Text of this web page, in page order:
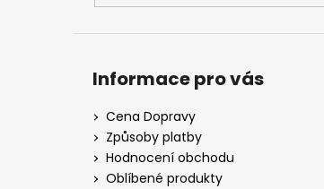
Informace pro vás
Cena Dopravy
Způsoby platby
Hodnocení obchodu
Oblíbené produkty